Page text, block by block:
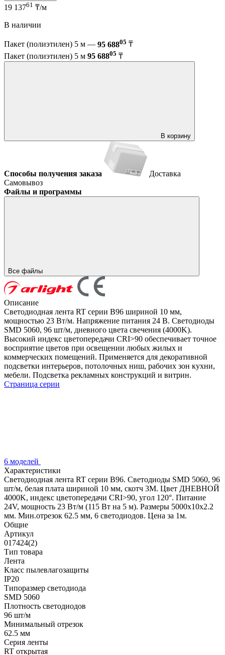
19 13761 ₸/м
В наличии
Пакет (полиэтилен) 5 м — 95 68805 ₸
Пакет (полиэтилен) 5 м 95 68805 ₸
В корзину
Способы получения заказа
Доставка
Самовывоз
Файлы и программы
Все файлы
Описание
Светодиодная лента RT серии B96 шириной 10 мм,
мощностью 23 Вт/м. Напряжение питания 24 В. Светодиоды
SMD 5060, 96 шт/м, дневного цвета свечения (4000K).
Высокий индекс цветопередачи CRI>90 обеспечивает точное
восприятие цветов при освещении любых жилых и
коммерческих помещений. Применяется для декоративной
подсветки интерьеров, потолочных ниш, рабочих зон кухни,
мебели. Подсветка рекламных конструкций и витрин.
Страница серии
6 моделей
Характеристики
Светодиодная лента RT серии B96. Светодиоды SMD 5060, 96
шт/м, белая плата шириной 10 мм, скотч 3M. Цвет ДНЕВНОЙ
4000K, индекс цветопередачи CRI>90, угол 120°. Питание
24V, мощность 23 Вт/м (115 Вт на 5 м). Размеры 5000x10x2.2
мм. Мин.отрезок 62.5 мм, 6 светодиодов. Цена за 1м.
Общие
Артикул
017424(2)
Тип товара
Лента
Класс пылевлагозащиты
IP20
Типоразмер светодиода
SMD 5060
Плотность светодиодов
96 шт/м
Минимальный отрезок
62.5 мм
Серия ленты
RT открытая